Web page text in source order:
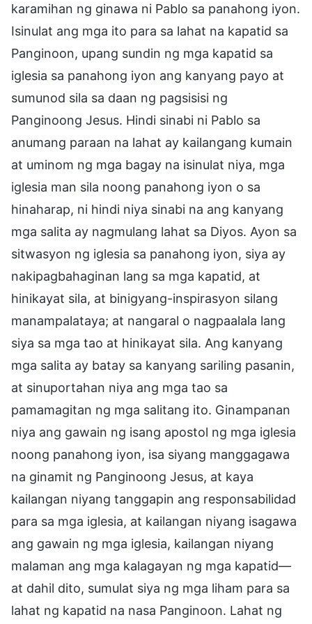
karamihan ng ginawa ni Pablo sa panahong iyon.
Isinulat ang mga ito para sa lahat na kapatid sa
Panginoon, upang sundin ng mga kapatid sa
iglesia sa panahong iyon ang kanyang payo at
sumunod sila sa daan ng pagsisisi ng
Panginoong Jesus. Hindi sinabi ni Pablo sa
anumang paraan na lahat ay kailangang kumain
at uminom ng mga bagay na isinulat niya, mga
iglesia man sila noong panahong iyon o sa
hinaharap, ni hindi niya sinabi na ang kanyang
mga salita ay nagmulang lahat sa Diyos. Ayon sa
sitwasyon ng iglesia sa panahong iyon, siya ay
nakipagbahaginan lang sa mga kapatid, at
hinikayat sila, at binigyang-inspirasyon silang
manampalataya; at nangaral o nagpaalala lang
siya sa mga tao at hinikayat sila. Ang kanyang
mga salita ay batay sa kanyang sariling pasanin,
at sinuportahan niya ang mga tao sa
pamamagitan ng mga salitang ito. Ginampanan
niya ang gawain ng isang apostol ng mga iglesia
noong panahong iyon, isa siyang manggagawa
na ginamit ng Panginoong Jesus, at kaya
kailangan niyang tanggapin ang responsabilidad
para sa mga iglesia, at kailangan niyang isagawa
ang gawain ng mga iglesia, kailangan niyang
malaman ang mga kalagayan ng mga kapatid—
at dahil dito, sumulat siya ng mga liham para sa
lahat ng kapatid na nasa Panginoon. Lahat ng